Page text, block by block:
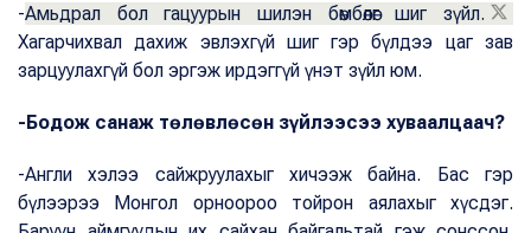
-Амьдрал бол гацуурын шилэн бөмбөлөг шиг зүйл.
Хагарчихвал дахиж эвлэхгүй шиг гэр бүлдээ цаг зав
зарцуулахгүй бол эргэж ирдэггүй үнэт зүйл юм.
-Бодож санаж төлөвлөсөн зүйлээсээ хуваалцаач?
-Англи хэлээ сайжруулахыг хичээж байна. Бас гэр
бүлээрээ Монгол орноороо тойрон аялахыг хүсдэг.